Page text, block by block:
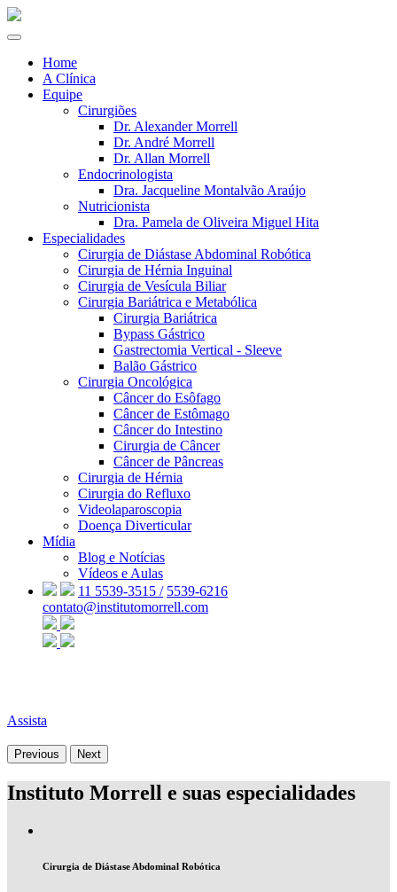
Home
A Clínica
Equipe
Cirurgiões
Dr. Alexander Morrell
Dr. André Morrell
Dr. Allan Morrell
Endocrinologista
Dra. Jacqueline Montalvão Araújo
Nutricionista
Dra. Pamela de Oliveira Miguel Hita
Especialidades
Cirurgia de Diástase Abdominal Robótica
Cirurgia de Hérnia Inguinal
Cirurgia de Vesícula Biliar
Cirurgia Bariátrica e Metabólica
Cirurgia Bariátrica
Bypass Gástrico
Gastrectomia Vertical - Sleeve
Balão Gástrico
Cirurgia Oncológica
Câncer do Esôfago
Câncer de Estômago
Câncer do Intestino
Cirurgia de Câncer
Câncer de Pâncreas
Cirurgia de Hérnia
Cirurgia do Refluxo
Videolaparoscopia
Doença Diverticular
Mídia
Blog e Notícias
Vídeos e Aulas
11 5539-3515 / 5539-6216
contato@institutomorrell.com
Assista
Previous Next
Instituto Morrell e suas especialidades
Cirurgia de Diástase Abdominal Robótica